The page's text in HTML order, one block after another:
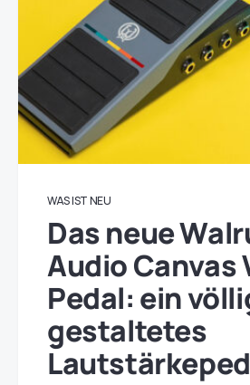
WAS IST NEU
Das neue
Audio Canvas
Pedal: ein
gestaltetes